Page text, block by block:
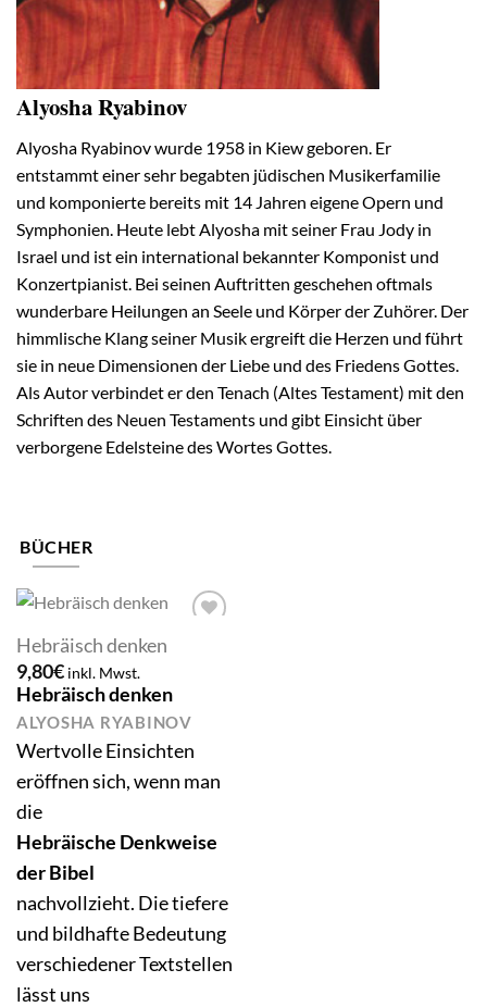
Alyosha Ryabinov
Alyosha Ryabinov wurde 1958 in Kiew geboren. Er
entstammt einer sehr begabten jüdischen Musikerfamilie
und komponierte bereits mit 14 Jahren eigene Opern und
Symphonien. Heute lebt Alyosha mit seiner Frau Jody in
Israel und ist ein international bekannter Komponist und
Konzertpianist. Bei seinen Auftritten geschehen oftmals
wunderbare Heilungen an Seele und Körper der Zuhörer. Der
himmlische Klang seiner Musik ergreift die Herzen und führt
sie in neue Dimensionen der Liebe und des Friedens Gottes.
Als Autor verbindet er den Tenach (Altes Testament) mit den
Schriften des Neuen Testaments und gibt Einsicht über
verborgene Edelsteine des Wortes Gottes.
BÜCHER
Hebräisch denken
9,80€ inkl. Mwst.
Hebräisch denken
ALYOSHA RYABINOV
Wertvolle Einsichten
eröffnen sich, wenn man
die
Hebräische Denkweise
der Bibel
nachvollzieht. Die tiefere
und bildhafte Bedeutung
verschiedener Textstellen
lässt uns